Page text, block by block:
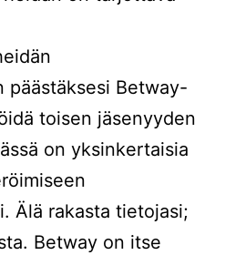
Betway-
toisen jäsenyyden
on yksinkertaisia
Älä rakasta tietojasi;
Betway on itse